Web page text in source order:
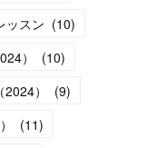
ッスン (10)
）
(10)
）
(9)
(11)